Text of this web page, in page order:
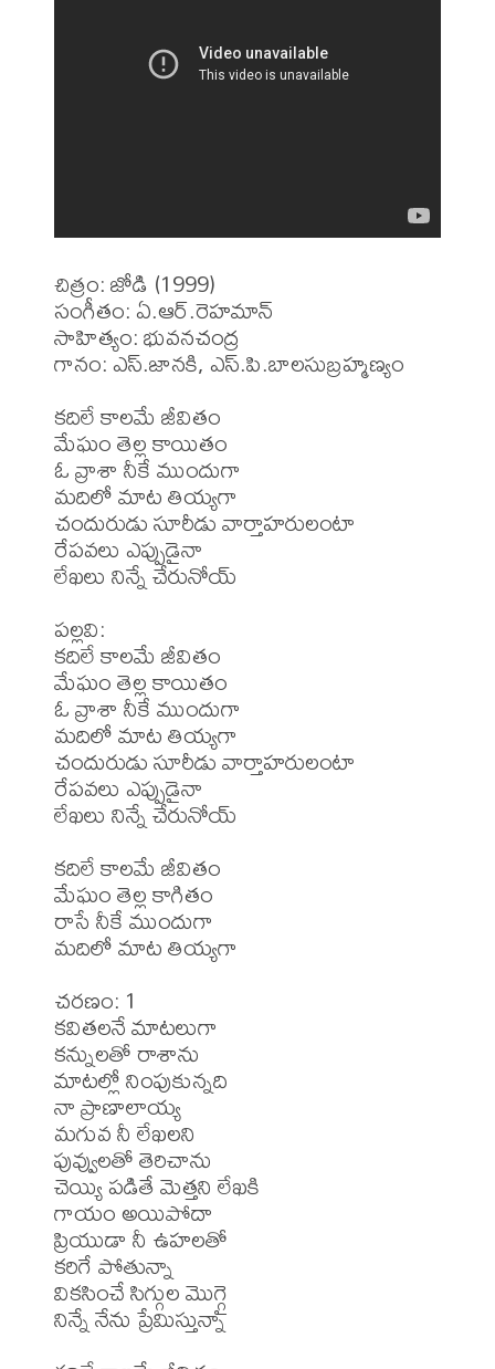
చిత్రం: జోడి (1999)
సంగీతం: ఏ.ఆర్.రెహమాన్
సాహిత్యం: భువనచంద్ర
గానం: ఎస్.జానకి, ఎస్.పి.బాలసుబ్రహ్మణ్యం
కదిలే కాలమే జీవితం
మేఘం తెల్ల కాయితం
ఓ వ్రాశా నీకే ముందుగా
మదిలో మాట తియ్యగా
చందురుడు సూరీడు వార్తాహరులంటా
రేపవలు ఎప్పుడైనా
లేఖలు నిన్నే చేరునోయ్
పల్లవి:
కదిలే కాలమే జీవితం
మేఘం తెల్ల కాయితం
ఓ వ్రాశా నీకే ముందుగా
మదిలో మాట తియ్యగా
చందురుడు సూరీడు వార్తాహరులంటా
రేపవలు ఎప్పుడైనా
లేఖలు నిన్నే చేరునోయ్
కదిలే కాలమే జీవితం
మేఘం తెల్ల కాగితం
రాసే నీకే ముందుగా
మదిలో మాట తియ్యగా
చరణం: 1
కవితలనే మాటలుగా
కన్నులతో రాశాను
మాటల్లో నింపుకున్నది
నా ప్రాణాలాయ్య
మగువ నీ లేఖలని
పువ్వులతో తెరిచాను
చెయ్యి పడితే మెత్తని లేఖకి
గాయం అయిపోదా
ప్రియుడా నీ ఉహలతో
కరిగే పోతున్నా
వికసించే సిగ్గుల మొగ్గై
నిన్నే నేను ప్రేమిస్తున్నా